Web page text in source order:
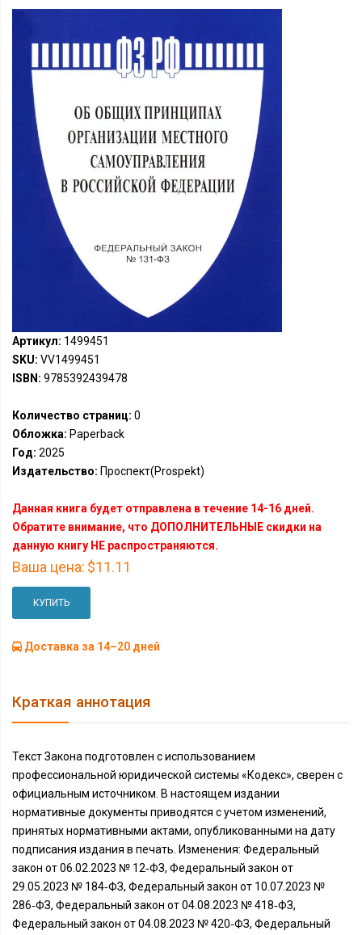
Артикул: 1499451
SKU: VV1499451
ISBN: 9785392439478
Количество страниц: 0
Обложка: Paperback
Год: 2025
Издательство: Проспект(Prospekt)
Данная книга будет отправлена в течение 14-16 дней.
Обратите внимание, что ДОПОЛНИТЕЛЬНЫЕ скидки на
данную книгу НЕ распространяются.
Ваша цена: $11.11
КУПИТЬ
Доставка за 14–20 дней
Краткая аннотация
Текст Закона подготовлен с использованием
профессиональной юридической системы «Кодекс», сверен с
официальным источником. В настоящем издании
нормативные документы приводятся с учетом изменений,
принятых нормативными актами, опубликованными на дату
подписания издания в печать. Изменения: Федеральный
закон от 06.02.2023 № 12‑ФЗ, Федеральный закон от
29.05.2023 № 184‑ФЗ, Федеральный закон от 10.07.2023 №
286‑ФЗ, Федеральный закон от 04.08.2023 № 418‑ФЗ,
Федеральный закон от 04.08.2023 № 420‑ФЗ, Федеральный